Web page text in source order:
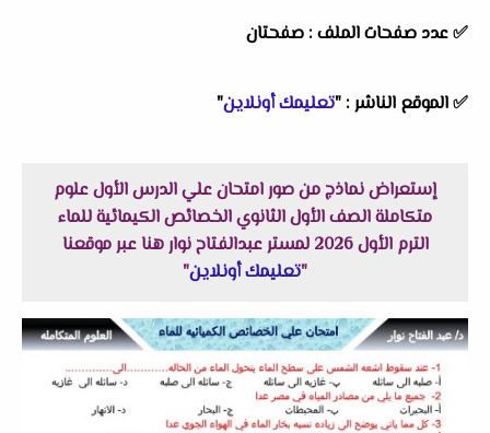
✅ عدد صفحات الملف : صفحتان
✅الموقع الناشر : "تعليمك أونلاين"
إستعراض نماذج من صور امتحان علي الدرس الأول علوم
متكاملة الصف الأول الثانوي الخصائص الكيمائية للماء
الترم الأول 2026 لمستر عبدالفتاح نوار هنا عبر موقعنا
"تعليمك أونلاين"